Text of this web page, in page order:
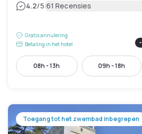
4.2/5|61 Recensies
Gratis annulering
Betaling in het hotel
-
08h - 13h 09h - 18h
Toegang tot het zwembad inbegrepen